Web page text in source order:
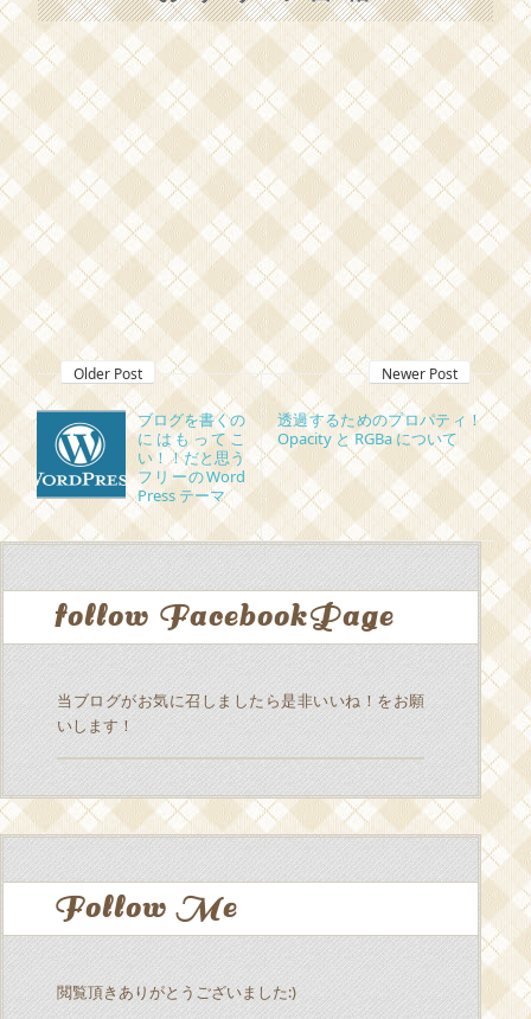
Older Post Newer Post
透過するためのプロパティ！
Opacity と RGBa について
ブログを書くの
にはもってこ
い！！だと思う
フリーのWord
Press テーマ
follow FacebookPage
当ブログがお気に召しましたら是非いいね！をお願
いします！
Follow Me
閲覧頂きありがとうございました:)